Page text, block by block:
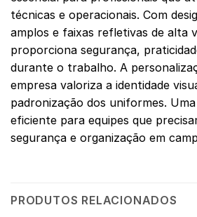
técnicas e operacionais. Com
amplos e faixas refletivas de alta
proporciona segurança,
durante o trabalho. A
empresa valoriza a identidade
padronização dos uniformes.
eficiente para equipes que
segurança e organização em
PRODUTOS RELACIONADOS